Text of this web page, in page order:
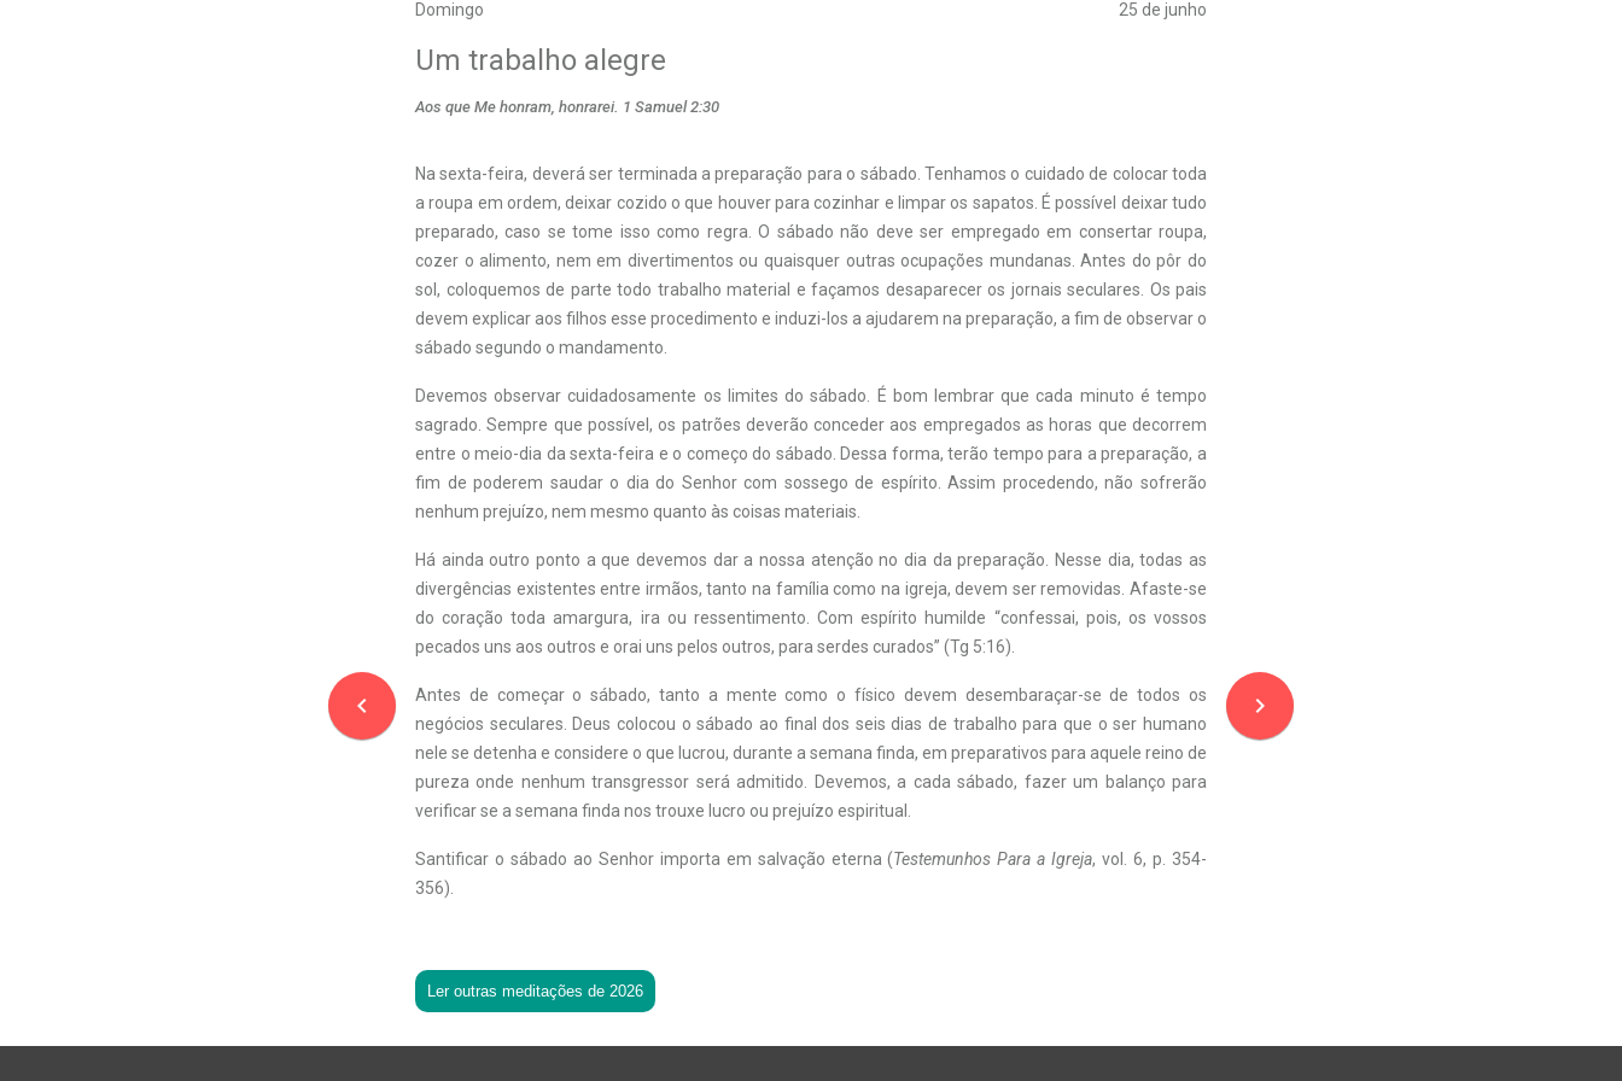
Domingo 25 de junho
navigate_before
Um trabalho alegre
Aos que Me honram, honrarei. 1 Samuel 2:30
Na sexta-feira, deverá ser terminada a preparação para o sábado. Tenhamos o cuidado de colocar toda
a roupa em ordem, deixar cozido o que houver para cozinhar e limpar os sapatos. É possível deixar tudo
preparado, caso se tome isso como regra. O sábado não deve ser empregado em consertar roupa,
cozer o alimento, nem em divertimentos ou quaisquer outras ocupações mundanas. Antes do pôr do
sol, coloquemos de parte todo trabalho material e façamos desaparecer os jornais seculares. Os pais
devem explicar aos filhos esse procedimento e induzi-los a ajudarem na preparação, a fim de observar o
sábado segundo o mandamento.
Devemos observar cuidadosamente os limites do sábado. É bom lembrar que cada minuto é tempo
sagrado. Sempre que possível, os patrões deverão conceder aos empregados as horas que decorrem
entre o meio-dia da sexta-feira e o começo do sábado. Dessa forma, terão tempo para a preparação, a
fim de poderem saudar o dia do Senhor com sossego de espírito. Assim procedendo, não sofrerão
nenhum prejuízo, nem mesmo quanto às coisas materiais.
Há ainda outro ponto a que devemos dar a nossa atenção no dia da preparação. Nesse dia, todas as
divergências existentes entre irmãos, tanto na família como na igreja, devem ser removidas. Afaste-se
do coração toda amargura, ira ou ressentimento. Com espírito humilde “confessai, pois, os vossos
pecados uns aos outros e orai uns pelos outros, para serdes curados” (Tg 5:16).
Antes de começar o sábado, tanto a mente como o físico devem desembaraçar-se de todos os
negócios seculares. Deus colocou o sábado ao final dos seis dias de trabalho para que o ser humano
nele se detenha e considere o que lucrou, durante a semana finda, em preparativos para aquele reino de
pureza onde nenhum transgressor será admitido. Devemos, a cada sábado, fazer um balanço para
verificar se a semana finda nos trouxe lucro ou prejuízo espiritual.
Santificar o sábado ao Senhor importa em salvação eterna (Testemunhos Para a Igreja, vol. 6, p. 354-
356).
Ler outras meditações de 2026
navigate_next